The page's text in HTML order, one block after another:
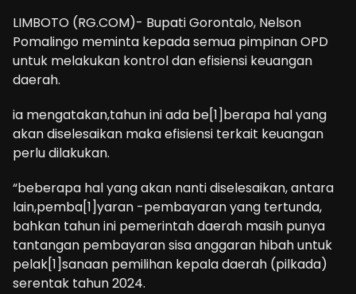
LIMBOTO (RG.COM)- Bupati Gorontalo, Nelson
Pomalingo meminta kepada semua pimpinan OPD
untuk melakukan kontrol dan efisiensi keuangan
daerah.
ia mengatakan,tahun ini ada be[1]berapa hal yang
akan diselesaikan maka efisiensi terkait keuangan
perlu dilakukan.
“beberapa hal yang akan nanti diselesaikan, antara
lain,pemba[1]yaran -pembayaran yang tertunda,
bahkan tahun ini pemerintah daerah masih punya
tantangan pembayaran sisa anggaran hibah untuk
pelak[1]sanaan pemilihan kepala daerah (pilkada)
serentak tahun 2024.